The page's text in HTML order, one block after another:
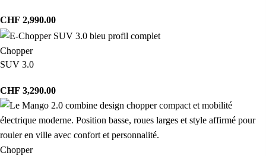
CHF 2,990.00
Chopper
SUV 3.0
CHF 3,290.00
Chopper